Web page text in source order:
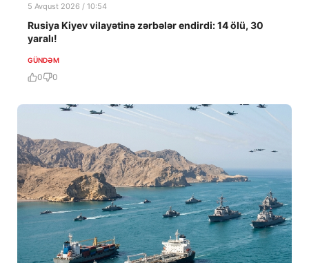
5 Avqust 2026 / 10:54
Rusiya Kiyev vilayətinə zərbələr endirdi: 14 ölü, 30
yaralı!
GÜNDƏM
0 0